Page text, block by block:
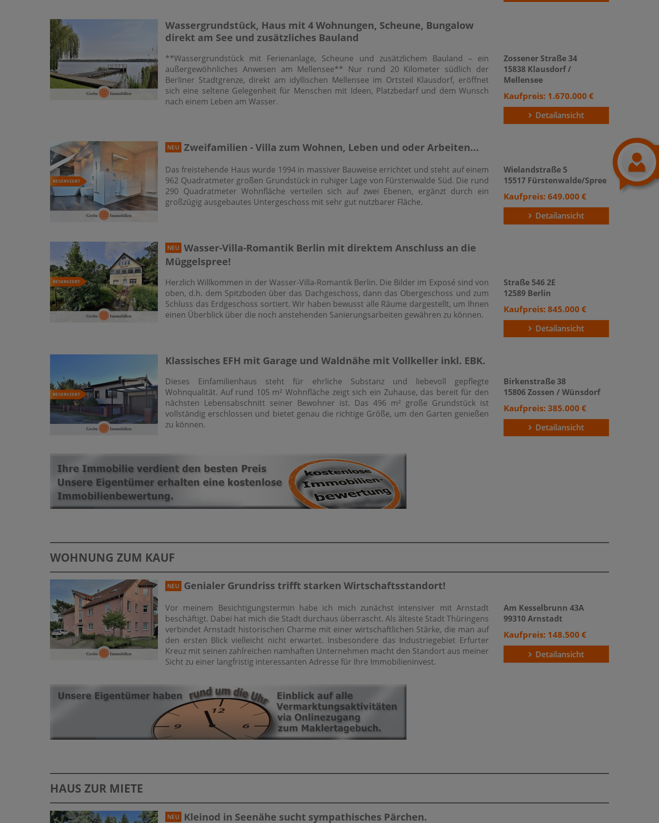
Wassergrundstück, Haus mit 4 Wohnungen, Scheune, Bungalow
direkt am See und zusätzliches Bauland
**Wassergrundstück mit Ferienanlage, Scheune und zusätzlichem Bauland – ein
außergewöhnliches Anwesen am Mellensee** Nur rund 20 Kilometer südlich der
Berliner Stadtgrenze, direkt am idyllischen Mellensee im Ortsteil Klausdorf, eröffnet
sich eine seltene Gelegenheit für Menschen mit Ideen, Platzbedarf und dem Wunsch
nach einem Leben am Wasser.
Zossener Straße 34
15838 Klausdorf /
Mellensee
Kaufpreis: 1.670.000 €
Detailansicht
NEU Zweifamilien - Villa zum Wohnen, Leben und oder Arbeiten...
Das freistehende Haus wurde 1994 in massiver Bauweise errichtet und steht auf einem
962 Quadratmeter großen Grundstück in ruhiger Lage von Fürstenwalde Süd. Die rund
290 Quadratmeter Wohnfläche verteilen sich auf zwei Ebenen, ergänzt durch ein
großzügig ausgebautes Untergeschoss mit sehr gut nutzbarer Fläche.
Wielandstraße 5
15517 Fürstenwalde/Spree
Kaufpreis: 649.000 €
Detailansicht
NEU Wasser-Villa-Romantik Berlin mit direktem Anschluss an die
Müggelspree!
Herzlich Willkommen in der Wasser-Villa-Romantik Berlin. Die Bilder im Exposé sind von
oben, d.h. dem Spitzboden über das Dachgeschoss, dann das Obergeschoss und zum
Schluss das Erdgeschoss sortiert. Wir haben bewusst alle Räume dargestellt, um Ihnen
einen Überblick über die noch anstehenden Sanierungsarbeiten gewähren zu können.
Straße 546 2E
12589 Berlin
Kaufpreis: 845.000 €
Detailansicht
Klassisches EFH mit Garage und Waldnähe mit Vollkeller inkl. EBK.
Dieses Einfamilienhaus steht für ehrliche Substanz und liebevoll gepflegte
Wohnqualität. Auf rund 105 m² Wohnfläche zeigt sich ein Zuhause, das bereit für den
nächsten Lebensabschnitt seiner Bewohner ist. Das 496 m² große Grundstück ist
vollständig erschlossen und bietet genau die richtige Größe, um den Garten genießen
zu können.
Birkenstraße 38
15806 Zossen / Wünsdorf
Kaufpreis: 385.000 €
Detailansicht
WOHNUNG ZUM KAUF
NEU Genialer Grundriss trifft starken Wirtschaftsstandort!
Vor meinem Besichtigungstermin habe ich mich zunächst intensiver mit Arnstadt
beschäftigt. Dabei hat mich die Stadt durchaus überrascht. Als älteste Stadt Thüringens
verbindet Arnstadt historischen Charme mit einer wirtschaftlichen Stärke, die man auf
den ersten Blick vielleicht nicht erwartet. Insbesondere das Industriegebiet Erfurter
Kreuz mit seinen zahlreichen namhaften Unternehmen macht den Standort aus meiner
Sicht zu einer langfristig interessanten Adresse für Ihre Immobilieninvest.
Am Kesselbrunn 43A
99310 Arnstadt
Kaufpreis: 148.500 €
Detailansicht
HAUS ZUR MIETE
NEU Kleinod in Seenähe sucht sympathisches Pärchen.